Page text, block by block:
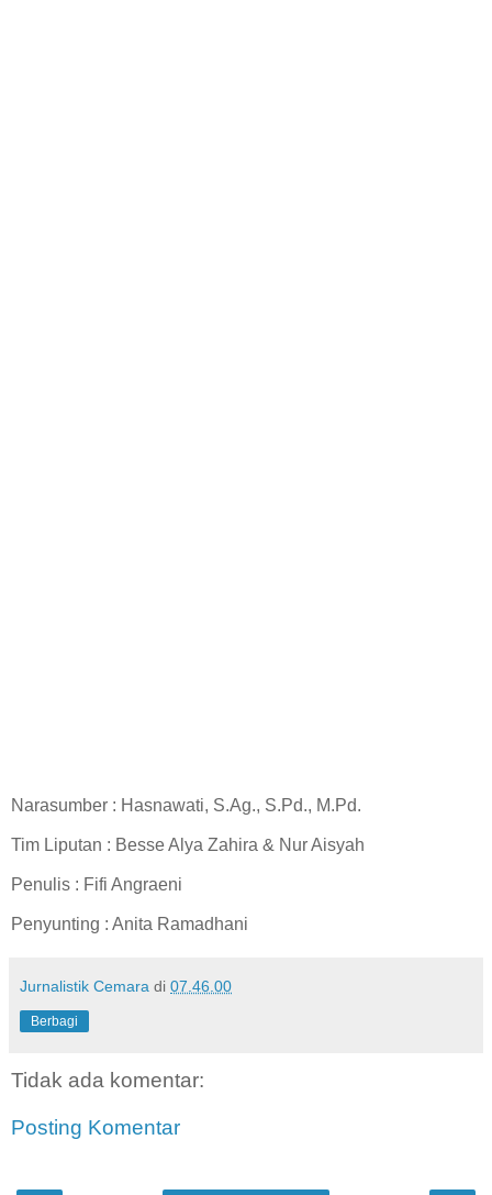
Narasumber : Hasnawati, S.Ag., S.Pd., M.Pd.
Tim Liputan : Besse Alya Zahira & Nur Aisyah
Penulis : Fifi Angraeni
Penyunting : Anita Ramadhani
Jurnalistik Cemara di 07.46.00
Berbagi
Tidak ada komentar:
Posting Komentar